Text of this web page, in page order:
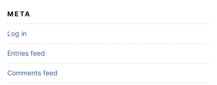
META
Log in
Entries feed
Comments feed